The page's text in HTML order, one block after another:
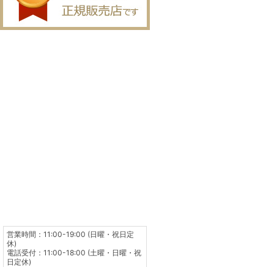
営業時間：11:00-19:00 (日曜・祝日定
休)
電話受付：11:00-18:00 (土曜・日曜・祝
日定休)